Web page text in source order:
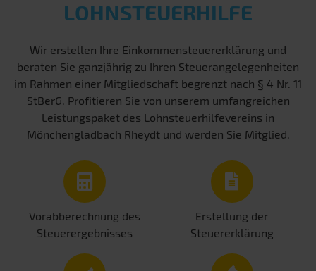
LOHNSTEUERHILFE
Wir erstellen Ihre Einkommensteuererklärung und
beraten Sie ganzjährig zu Ihren Steuerangelegenheiten
im Rahmen einer Mitgliedschaft begrenzt nach § 4 Nr. 11
StBerG. Profitieren Sie von unserem umfangreichen
Leistungspaket des Lohnsteuerhilfevereins in
Mönchengladbach Rheydt und werden Sie Mitglied.
Vorabberechnung des
Steuerergebnisses
Erstellung der
Steuererklärung